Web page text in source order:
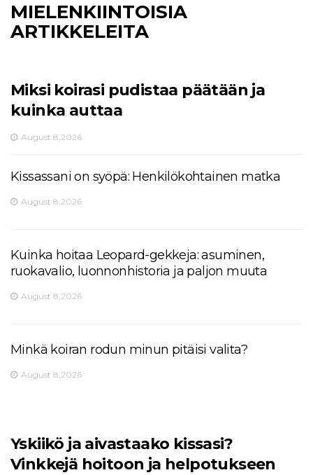
MIELENKIINTOISIA
ARTIKKELEITA
Miksi koirasi pudistaa päätään ja
kuinka auttaa
August 8,2026
Kissassani on syöpä: Henkilökohtainen matka
August 8,2026
Kuinka hoitaa Leopard-gekkeja: asuminen,
ruokavalio, luonnonhistoria ja paljon muuta
August 8,2026
Minkä koiran rodun minun pitäisi valita?
August 8,2026
Yskiikö ja aivastaako kissasi?
Vinkkejä hoitoon ja helpotukseen